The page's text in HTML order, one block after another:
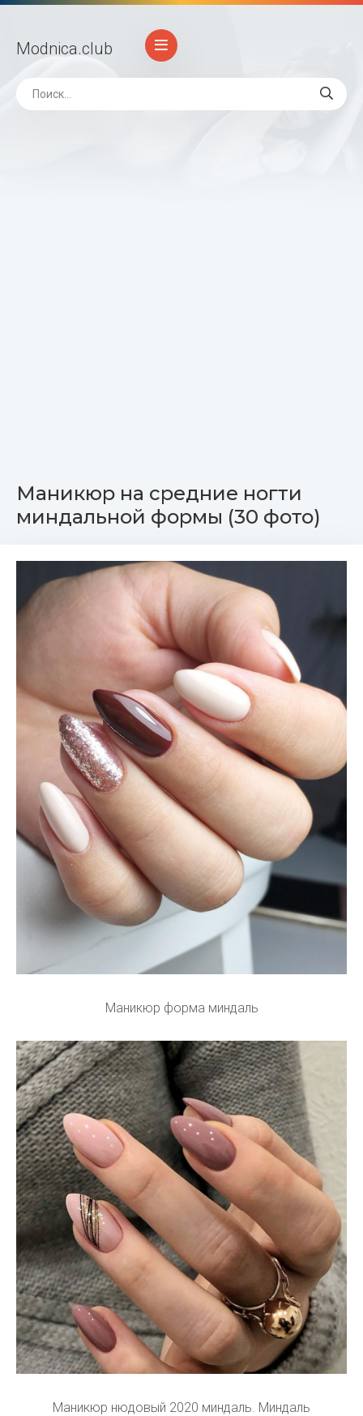
Modnica.club
Маникюр на средние ногти
миндальной формы (30 фото)
Маникюр форма миндаль
Маникюр нюдовый 2020 миндаль. Миндаль